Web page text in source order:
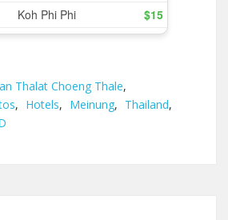
Thalat Choeng Thale,
, Hotels, Meinung, Thailand,